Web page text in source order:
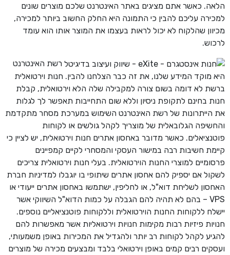
הלאה. כאשר אתם מציגים באתר האינטרנט שלכם מוצרים שונים
למכירה עליכם להבין כי התמונה היא החלק החשוב ביותר למכירה,
מכיוון שהלקוח לא יכול לראות בעצמו את המוצר אותו הוא עומד
לרכוש.
רשת האינטרנט
היא מוקד המידע שלנו, את זה כבר הצלחנו להבין. חנות וירטואלית
ברשת לא דומה בשום צורה למקבילה שלה הלא וירטואלית, קבלת
חנות בחינם לתקופת ניסיון וללא שום התחייבות תאפשר לך לגלות
את הייתרונות של רשת האינטרנט השימוש במערכת מסחר מתקדמת
והחשיפה הגלובאלית של מוצריך לקהל גולשים או לקוחות
פוטנציאלים. כאשר מדובר באחסון אתרים חנות וירטואלית, יש לציין כי
קיימת חשיבות רבה במישור העסקי והמסחרי לקיים קמפיינים
פרסומיים למוצרי החנות הוירטואלית. בעלי חנות וירטואלית צריכים
לשקול אם יספיק להם אחסון אתרים שיתופי בו יוגבלו למדיניות חברת
האחסון לשליחת דוא"ל, או לחליפין, ישתמשו באחסון אתרים ייעודי או
VPS – בהם לא תהיה להם הגבלה על כמות הדוא"ל השיווקי אשר
יישלח ללקוחות החנות הוירטואלית וללקוחות פוטנציאליים נוספים.
חנויות פיזיות רבות מקימות חנויות וירטואליות אשר מאפשרות להם
להגיע לקהל לקוחות רב יותר ולהגדיל את המכירות באופן משמעותי,
ועסקים רבים קמים באופן וירטואלי בלבד ומבצעים מכירה של מוצרים